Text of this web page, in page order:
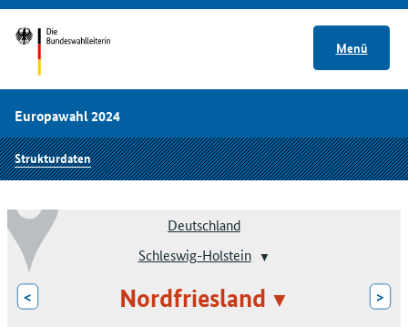
Menü
Europawahl 2024
Strukturdaten
Deutschland
Schleswig-Holstein
< Nordfriesland >